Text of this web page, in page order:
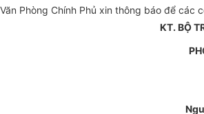
Văn Phòng Chính Phủ xin thông báo để các
KT. BỘ